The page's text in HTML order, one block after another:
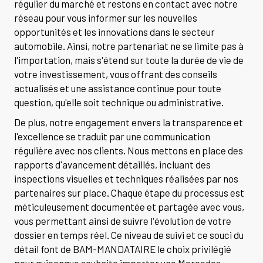
régulier du marché et restons en contact avec notre
réseau pour vous informer sur les nouvelles
opportunités et les innovations dans le secteur
automobile. Ainsi, notre partenariat ne se limite pas à
l'importation, mais s'étend sur toute la durée de vie de
votre investissement, vous offrant des conseils
actualisés et une assistance continue pour toute
question, qu'elle soit technique ou administrative.
De plus, notre engagement envers la transparence et
l'excellence se traduit par une communication
régulière avec nos clients. Nous mettons en place des
rapports d'avancement détaillés, incluant des
inspections visuelles et techniques réalisées par nos
partenaires sur place. Chaque étape du processus est
méticuleusement documentée et partagée avec vous,
vous permettant ainsi de suivre l'évolution de votre
dossier en temps réel. Ce niveau de suivi et ce souci du
détail font de BAM-MANDATAIRE le choix privilégié